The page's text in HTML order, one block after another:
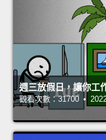
週三放假日，讓你工
觀看次數：31700 •